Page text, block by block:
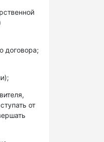
договора;
от